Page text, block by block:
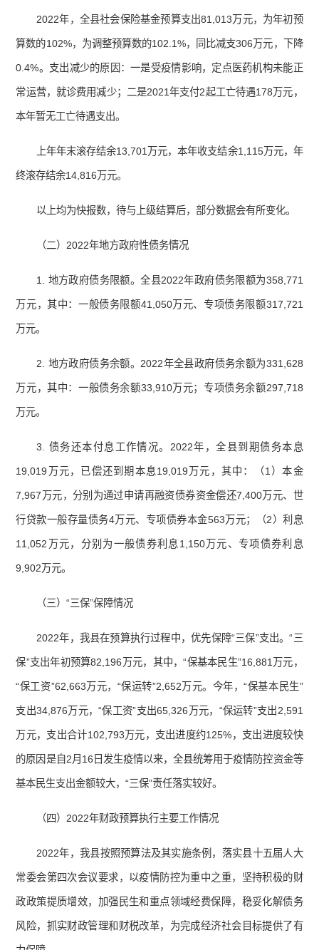
2022年，全县社会保险基金预算支出81,013万元，为年初预
算数的102%，为调整预算数的102.1%，同比减支306万元，下降
0.4%。支出减少的原因：一是受疫情影响，定点医药机构未能正
常运营，就诊费用减少；二是2021年支付2起工亡待遇178万元，
本年暂无工亡待遇支出。
上年年末滚存结余13,701万元，本年收支结余1,115万元，年
终滚存结余14,816万元。
以上均为快报数，待与上级结算后，部分数据会有所变化。
（二）2022年地方政府性债务情况
1. 地方政府债务限额。全县2022年政府债务限额为358,771
万元，其中：一般债务限额41,050万元、专项债务限额317,721
万元。
2. 地方政府债务余额。2022年全县政府债务余额为331,628
万元，其中：一般债务余额33,910万元；专项债务余额297,718
万元。
3. 债务还本付息工作情况。2022年，全县到期债务本息
19,019万元，已偿还到期本息19,019万元，其中：（1）本金
7,967万元，分别为通过申请再融资债券资金偿还7,400万元、世
行贷款一般存量债务4万元、专项债券本金563万元；（2）利息
11,052万元，分别为一般债券利息1,150万元、专项债券利息
9,902万元。
（三）“三保”保障情况
2022年，我县在预算执行过程中，优先保障“三保”支出。“三
保”支出年初预算82,196万元，其中，“保基本民生”16,881万元，
“保工资”62,663万元，“保运转”2,652万元。今年，“保基本民生”
支出34,876万元，“保工资”支出65,326万元，“保运转”支出2,591
万元，支出合计102,793万元，支出进度约125%，支出进度较快
的原因是自2月16日发生疫情以来，全县统筹用于疫情防控资金等
基本民生支出金额较大，“三保”责任落实较好。
（四）2022年财政预算执行主要工作情况
2022年，我县按照预算法及其实施条例，落实县十五届人大
常委会第四次会议要求，以疫情防控为重中之重，坚持积极的财
政政策提质增效，加强民生和重点领域经费保障，稳妥化解债务
风险，抓实财政管理和财税改革，为完成经济社会目标提供了有